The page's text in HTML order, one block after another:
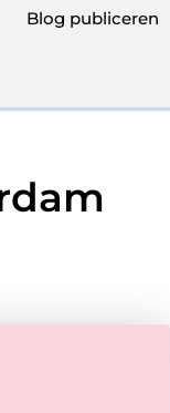
Blog publiceren